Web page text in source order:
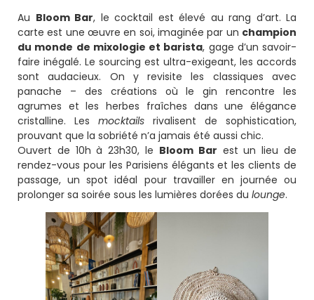
Au Bloom Bar, le cocktail est élevé au rang d’art. La
carte est une œuvre en soi, imaginée par un champion
du monde de mixologie et barista, gage d’un savoir-
faire inégalé. Le sourcing est ultra-exigeant, les accords
sont audacieux. On y revisite les classiques avec
panache – des créations où le gin rencontre les
agrumes et les herbes fraîches dans une élégance
cristalline. Les mocktails rivalisent de sophistication,
prouvant que la sobriété n’a jamais été aussi chic.
Ouvert de 10h à 23h30, le Bloom Bar est un lieu de
rendez-vous pour les Parisiens élégants et les clients de
passage, un spot idéal pour travailler en journée ou
prolonger sa soirée sous les lumières dorées du lounge.